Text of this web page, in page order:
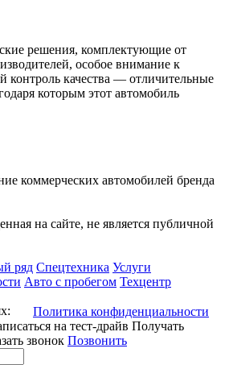
решения, комплектующие от
особое внимание к
контроль качества — отличительные
которым этот автомобиль
коммерческих автомобилей бренда
на сайте, не является публичной
ряд Спецтехника Услуги
Авто с пробегом Техцентр
Политика конфиденциальности
на тест-драйв Получать
звонок Позвонить